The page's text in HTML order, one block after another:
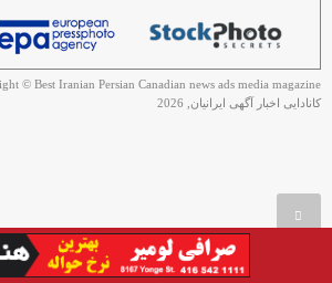
کانادایی اخبار آگهی ایرانیان, 2026